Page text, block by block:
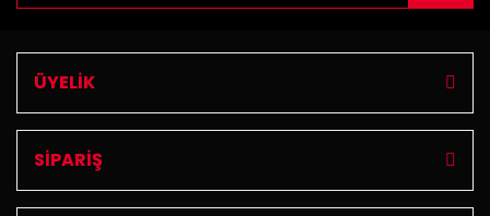
ÜYELİK
SİPARİŞ